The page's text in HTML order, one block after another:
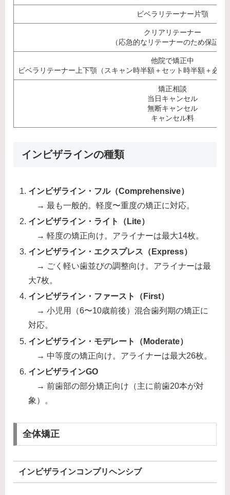
ビベラリテーナー片顎
クリアリテーナー
（応急的なリテーナーのため保証無
他院で矯正中
ビベラリテーナー上下顎（スキャン時半額＋セット時半額＋必
矯正相談
当日キャンセル
無断キャンセル
キャンセル料
インビザラインの種類
インビザライン・フル（Comprehensive）
→ 最も一般的。軽度〜重度の矯正に対応。
インビザライン・ライト（Lite）
→ 軽度の矯正向け。アライナーは最大14枚。
インビザライン・エクスプレス（Express）
→ ごく軽い歯並びの調整向け。アライナーは最
大7枚。
インビザライン・ファースト（First）
→ 小児用（6〜10歳前後）混合歯列期の矯正に
対応。
インビザライン・モデレート（Moderate）
→ 中等度の矯正向け。アライナーは最大26枚。
インビザラインGO
→ 前歯部の部分矯正向け（主に前歯20本が対
象）。
全体矯正
インビザラインコンプリヘンシブ